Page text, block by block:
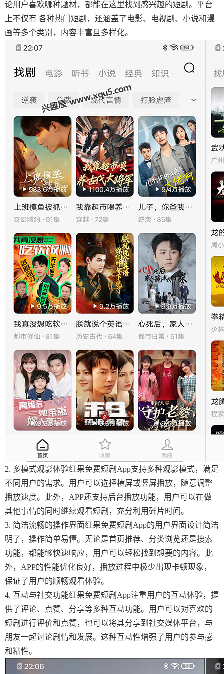
论用户喜欢哪种题材，都能在这里找到感兴趣的短剧。平台
上不仅有 各种热门短剧，还涵盖了电影、电视剧、小说和漫
画等多个类别 ，内容丰富且多样化。
2. 多模式观影体验红果免费短剧App支持多种观影模式，满足
不同用户的需求。用户可以选择横屏或竖屏播放，随意调整
播放速度。此外，APP还支持后台播放功能，用户可以在做
其他事情的同时继续观看短剧，充分利用碎片时间。
3. 简洁流畅的操作界面红果免费短剧App的用户界面设计简洁
明了，操作简单易懂。无论是首页推荐、分类浏览还是搜索
功能，都能够快速响应，用户可以轻松找到想要的内容。此
外，APP的性能优化良好，播放过程中极少出现卡顿现象，
保证了用户的顺畅观看体验。
4. 互动与社交功能红果免费短剧App注重用户的互动体验，提
供了评论、点赞、分享等多种互动功能。用户可以对喜欢的
短剧进行评价和点赞，也可以将其分享到社交媒体平台，与
朋友一起讨论剧情和发展。这种互动性增强了用户的参与感
和粘性。